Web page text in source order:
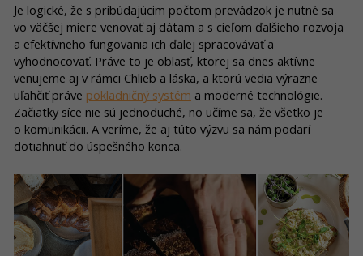
Je logické, že s pribúdajúcim počtom prevádzok je nutné sa
vo väčšej miere venovať aj dátam a s cieľom ďalšieho rozvoja
a efektívneho fungovania ich ďalej spracovávať a
vyhodnocovať. Práve to je oblasť, ktorej sa dnes aktívne
venujeme aj v rámci Chlieb a láska, a ktorú vedia výrazne
uľahčiť práve pokladničný systém a moderné technológie.
Začiatky síce nie sú jednoduché, no učíme sa, že všetko je
o komunikácii. A veríme, že aj túto výzvu sa nám podarí
dotiahnuť do úspešného konca.